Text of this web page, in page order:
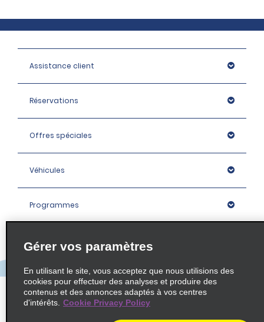
Assistance client
Réservations
Offres spéciales
Véhicules
Programmes
Entreprise
Agences
Policies / Sitemap
Gérer vos paramètres
En utilisant le site, vous acceptez que nous utilisions des
cookies pour effectuer des analyses et produire des
contenus et des annonces adaptés à vos centres
d'intérêts. Cookie Privacy Policy